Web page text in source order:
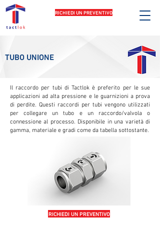
RICHIEDI UN PREVENTIVO
TUBO UNIONE
Il raccordo per tubi di Tactlok è preferito per le sue
applicazioni ad alta pressione e le guarnizioni a prova
di perdite. Questi raccordi per tubi vengono utilizzati
per collegare un tubo e un raccordo/valvola o
connessione al processo. Disponibile in una varietà di
gamma, materiale e gradi come da tabella sottostante.
RICHIEDI UN PREVENTIVO